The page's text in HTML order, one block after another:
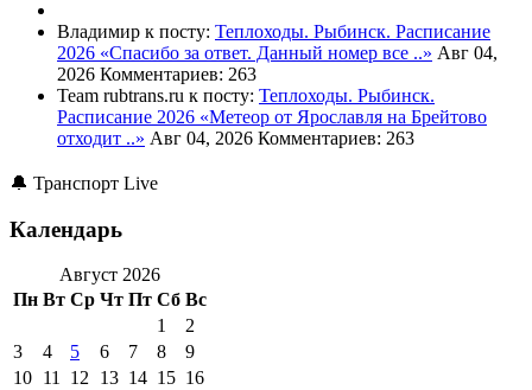
Владимир к посту: Теплоходы. Рыбинск. Расписание
2026 «Спасибо за ответ. Данный номер все ..» Авг 04,
2026 Комментариев: 263
Team rubtrans.ru к посту: Теплоходы. Рыбинск.
Расписание 2026 «Метеор от Ярославля на Брейтово
отходит ..» Авг 04, 2026 Комментариев: 263
🔔 Транспорт Live
Календарь
Август 2026
Пн Вт Ср Чт Пт Сб Вс
1
2
3
4 5 6 7 8
9
10 11 12 13 14 15 16